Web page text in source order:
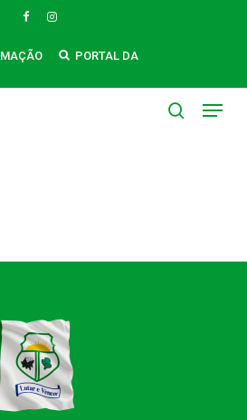
FACEBOOKINSTAGRAM
PORTAL DA
Menu